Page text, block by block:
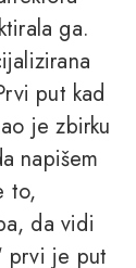
ga.
put kad
je zbirku
napišem
to,
da vidi
prvi je put